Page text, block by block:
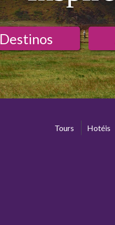
Destinos
Tours Hotéis